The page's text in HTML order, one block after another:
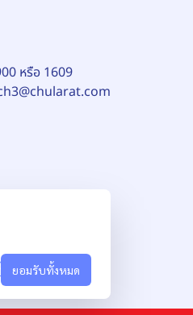
หรือ 1609
ยอมรับทั้งหมด